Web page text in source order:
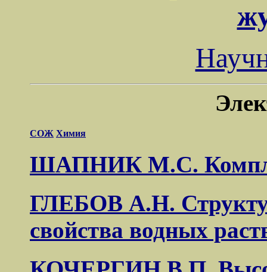
СОЖ Химия
ШАПНИК М.С.
ГЛЕБОВ А.Н.
свойства водных